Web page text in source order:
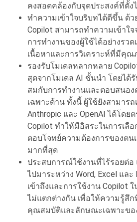
คงสอดคล้องกับจุดประสงค์ที่ตั้ง
ทำความเข้าใจบริบทได้ดีขึ้น ด้ว
Copilot สามารถทำความเข้าใจ
การทำงานของผู้ใช้ได้อย่างรวด
เนื้อหาและการวิเคราะห์ที่มีคุณ
รองรับโมเดลหลากหลาย
สุดจากโมเดล AI ชั้นนำ โดยได้
สมกับการทำงานและตอบสนอ
เฉพาะด้าน ทั้งนี้ ผู้ใช้ยังสามารถ
Anthropic และ OpenAI ได้โดย
Copilot ทำให้มีอิสระในการเลือ
ตอบโจทย์ความต้องการของตน
มากที่สุด
ประสบการณ์ใช้งานที่ไร้รอยต่อ
ไปมาระหว่าง Word, Excel แล
เข้าถึงและการใช้งาน Copilot
ไม่แตกต่างกัน เพื่อให้ความรู้สึ
คุณสมบัติและลักษณะเฉพาะข